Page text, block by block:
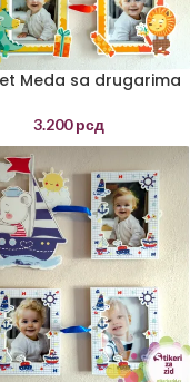
Meda sa drugarima
3.200рсд